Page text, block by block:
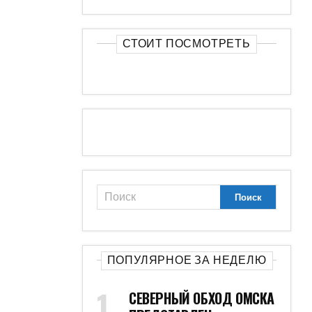
СТОИТ ПОСМОТРЕТЬ
ПОПУЛЯРНОЕ ЗА НЕДЕЛЮ
СЕВЕРНЫЙ ОБХОД ОМСКА